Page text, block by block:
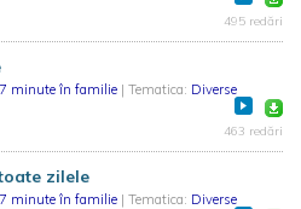
495 redări
7 minute în familie | Tematica: Diverse
463 redări
zilele
7 minute în familie | Tematica: Diverse